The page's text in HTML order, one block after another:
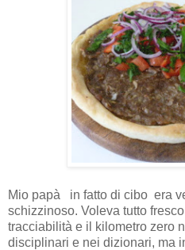
Mio papà
in fatto di cibo era
schizzinoso. Voleva tutto
tracciabilità e il kilometro zero
disciplinari e nei dizionari, ma